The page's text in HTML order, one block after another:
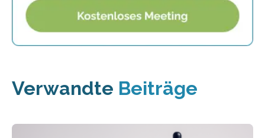
Verwandte Beiträge